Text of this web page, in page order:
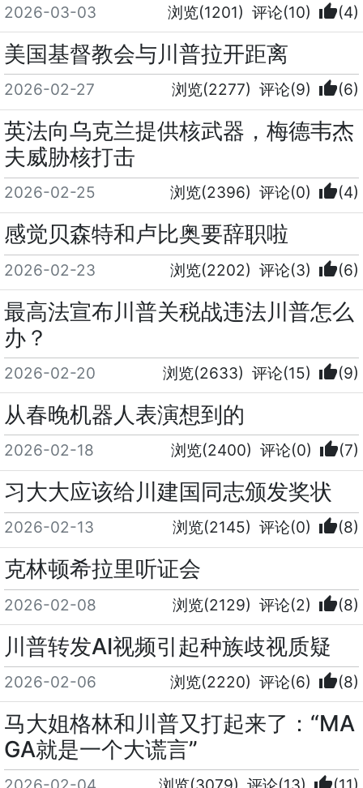
2026-03-03 浏览(1201) 评论(10) thumb_up(4)
美国基督教会与川普拉开距离
2026-02-27 浏览(2277) 评论(9) thumb_up(6)
英法向乌克兰提供核武器，梅德韦杰
夫威胁核打击
2026-02-25 浏览(2396) 评论(0) thumb_up(4)
感觉贝森特和卢比奥要辞职啦
2026-02-23 浏览(2202) 评论(3) thumb_up(6)
最高法宣布川普关税战违法川普怎么
办？
2026-02-20 浏览(2633) 评论(15) thumb_up(9)
从春晚机器人表演想到的
2026-02-18 浏览(2400) 评论(0) thumb_up(7)
习大大应该给川建国同志颁发奖状
2026-02-13 浏览(2145) 评论(0) thumb_up(8)
克林顿希拉里听证会
2026-02-08 浏览(2129) 评论(2) thumb_up(8)
川普转发AI视频引起种族歧视质疑
2026-02-06 浏览(2220) 评论(6) thumb_up(8)
马大姐格林和川普又打起来了：“MA
GA就是一个大谎言”
thumb_up